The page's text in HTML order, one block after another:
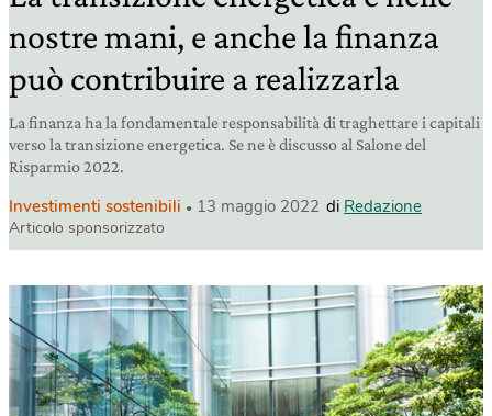
nostre mani, e anche la finanza
può contribuire a realizzarla
La finanza ha la fondamentale responsabilità di traghettare i capitali
verso la transizione energetica. Se ne è discusso al Salone del
Risparmio 2022.
Investimenti sostenibili 13 maggio 2022 di Redazione
Articolo sponsorizzato